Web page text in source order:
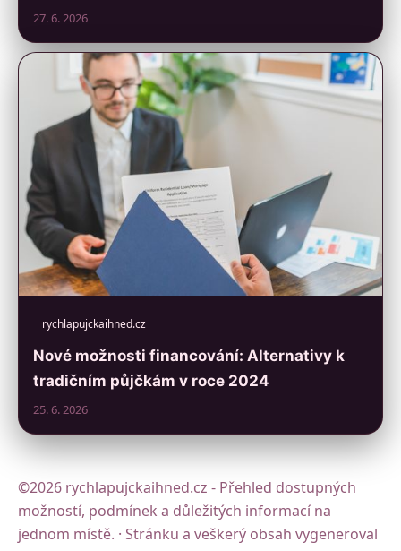
27. 6. 2026
rychlapujckaihned.cz
Nové možnosti financování: Alternativy k
tradičním půjčkám v roce 2024
25. 6. 2026
©2026 rychlapujckaihned.cz - Přehled dostupných
možností, podmínek a důležitých informací na
jednom místě. · Stránku a veškerý obsah vygeneroval